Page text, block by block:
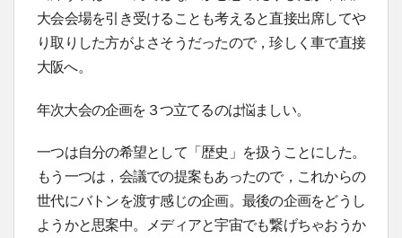
大会会場を引き受けることも考えると直接出席してや
り取りした方がよさそうだったので，珍しく車で直接
大阪へ。
年次大会の企画を３つ立てるのは悩ましい。
一つは自分の希望として「歴史」を扱うことにした。
もう一つは，会議での提案もあったので，これからの
世代にバトンを渡す感じの企画。最後の企画をどうし
ようかと思案中。メディアと宇宙でも繋げちゃおうか